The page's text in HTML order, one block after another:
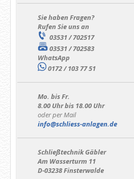
Sie haben Fragen?
Rufen Sie uns an
03531 / 702517
03531 / 702583
WhatsApp
0172 / 103 77 51
Mo. bis Fr.
8.00 Uhr bis 18.00 Uhr
oder per Mail
info@schliess-anlagen.de
Schließtechnik Gäbler
Am Wasserturm 11
D-03238 Finsterwalde